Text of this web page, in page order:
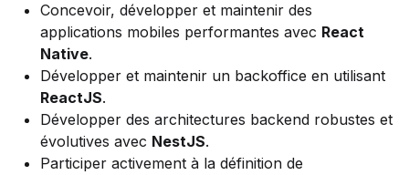
Concevoir, développer et maintenir des
applications mobiles performantes avec React
Native.
Développer et maintenir un backoffice en utilisant
ReactJS.
Développer des architectures backend robustes et
évolutives avec NestJS.
Participer activement à la définition de